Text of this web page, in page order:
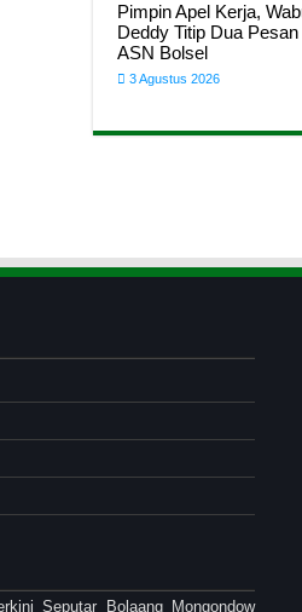
Pimpin Apel Kerja,
Deddy Titip Dua
ASN Bolsel
3 Agustus 2026
Seputar Bolaang Mongondow